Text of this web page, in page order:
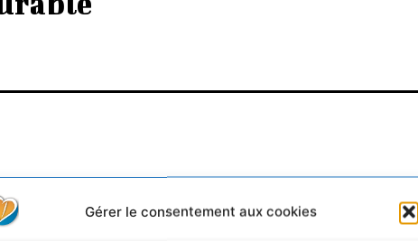
Gérer le consentement aux cookies